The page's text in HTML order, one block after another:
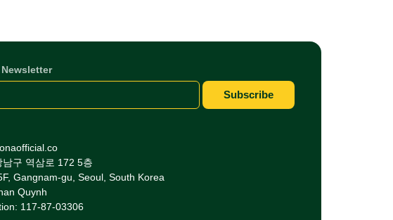
Subscribe
구 역삼로 172 5층
Gangnam-gu, Seoul, South Korea
Quynh
117-87-03306